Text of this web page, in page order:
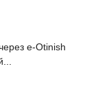
e-Otinish